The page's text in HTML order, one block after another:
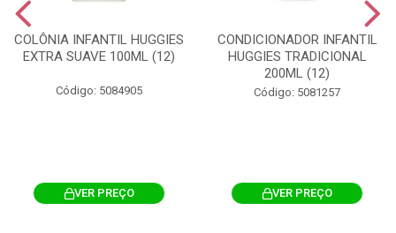
COLÔNIA INFANTIL HUGGIES
EXTRA SUAVE 100ML (12)
Código: 5084905
VER PREÇO
CONDICIONADOR INFANTIL
HUGGIES TRADICIONAL
200ML (12)
Código: 5081257
VER PREÇO